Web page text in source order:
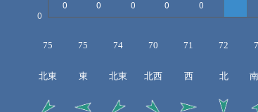
75 75 74 70 71 72
北東 東 北東 北西 西 北